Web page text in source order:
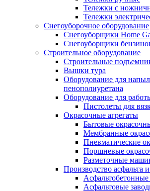
Тележки с
Тележки
Снегоуборочное оборудование
Снегоуборщики Home
Снегоуборщики
Строительное оборудование
Cтроительные
Вышки тура
Оборудование для
пенополиуретана
Оборудование для
Пистолеты для
Окрасочные агрегаты
Бытовые
Мембранные
Пневматические
Поршневые
Разметочные
Производство асфальта
Асфальтовые